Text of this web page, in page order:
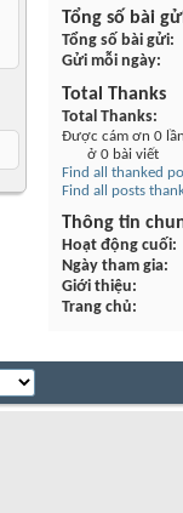
Tổng số bài
Tổng số bài gửi
Gửi mỗi ngày
Total Thanks
Total Thanks
Được cám ơn 0 lần
ở 0 bài viết
Find all thanked
Find all posts
Thông tin
Hoạt động cuối
Ngày tham gia
Giới thiệu
Trang chủ